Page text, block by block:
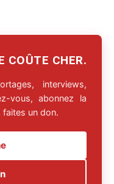
COÛTE CHER.
interviews,
vous, abonnez la
faites un don.